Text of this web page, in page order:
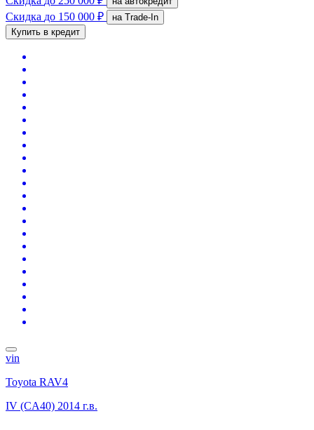
Скидка до 150 000 ₽
на Trade-In
Купить в кредит
vin
Toyota RAV4
IV (CA40) 2014 г.в.